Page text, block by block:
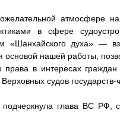
атмосфере
в сфере
«Шанхайского духа» —
основой нашей работы,
права в интересах
судов государств-
подчеркнула глава ВС